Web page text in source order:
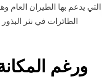
التي يدعم بها الطيران
الطائرات في نثر
ورغم